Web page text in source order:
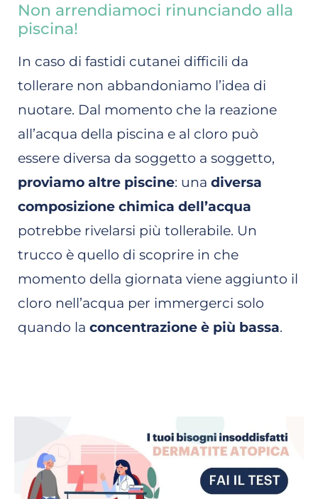
Non arrendiamoci rinunciando alla
piscina!
In caso di fastidi cutanei difficili da
tollerare non abbandoniamo l’idea di
nuotare. Dal momento che la reazione
all’acqua della piscina e al cloro può
essere diversa da soggetto a soggetto,
proviamo altre piscine: una diversa
composizione chimica dell’acqua
potrebbe rivelarsi più tollerabile. Un
trucco è quello di scoprire in che
momento della giornata viene aggiunto il
cloro nell’acqua per immergerci solo
quando la concentrazione è più bassa.